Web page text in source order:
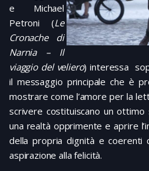
e Michael
Petroni (Le
Cronache di
Narnia – Il
viaggio del veliero) interessa
il messaggio principale che è
mostrare come l’amore per la
scrivere costituiscano un
una realtà opprimente e aprire
della propria dignità e coerenti
aspirazione alla felicità.